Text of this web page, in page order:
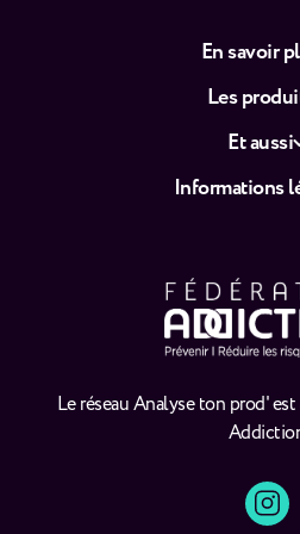
Le réseau Analyse ton prod'
En savoir
Les
Et aussi
Informations